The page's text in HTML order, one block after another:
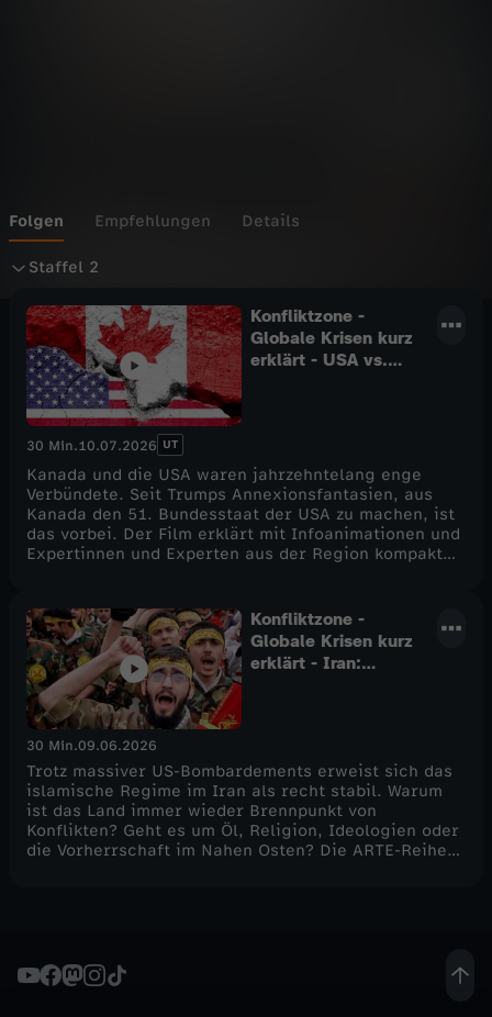
Folgen Empfehlungen Details
Staffel 2
S
Konfliktzone -
Globale Krisen kurz
erklärt - USA vs.
30 Min.10.07.2026 UT
Kanada und die USA waren jahrzehntelang enge
Verbündete. Seit Trumps Annexionsfantasien, aus
Kanada den 51. Bundesstaat der USA zu machen, ist
das vorbei. Der Film erklärt mit Infoanimationen und
Expertinnen und Experten aus der Region kompakt
Außenpolitik für Kanada.
Konfliktzone -
Globale Krisen kurz
erklärt - Iran:
30 Min.09.06.2026
Trotz massiver US-Bombardements erweist sich das
islamische Regime im Iran als recht stabil. Warum
ist das Land immer wieder Brennpunkt von
Konflikten? Geht es um Öl, Religion, Ideologien oder
die Vorherrschaft im Nahen Osten? Die ARTE-Reihe